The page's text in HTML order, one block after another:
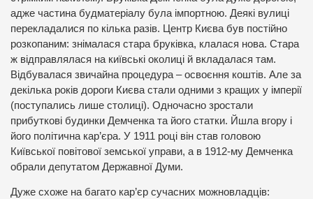
адже частина будматеріалу була імпортною. Деякі вулиці
перекладалися по кілька разів. Центр Києва був постійно
розкопаним: знімалася стара бруківка, клалася нова. Стара
ж відправлялася на київські околиці й вкладалася там.
Відбувалася звичайна процедура – освоєння коштів. Але за
декілька років дороги Києва стали одними з кращих у імперії
(поступались лише столиці). Одночасно зростали
прибуткові будинки Демченка та його статки. Йшла вгору і
його політична кар’єра. У 1911 році він став головою
Київської повітової земської управи, а в 1912-му Демченка
обрали депутатом Державної Думи.
Дуже схоже на багато кар’єр сучасних можновладців: